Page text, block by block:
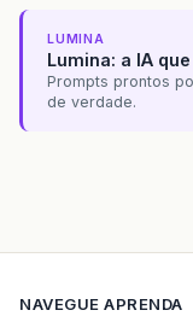
LUMINA
Lumina: a IA
Prompts prontos
de verdade.
NAVEGUE APRENDA